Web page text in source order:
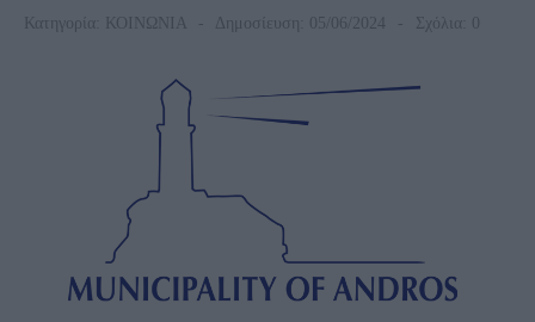
Κατηγορία: ΚΟΙΝΩΝΙΑ Δημοσίευση: 05/06/2024 Σχόλια: 0